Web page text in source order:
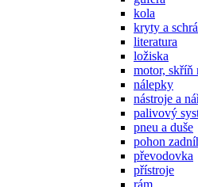
kola
kryty a
literatura
ložiska
motor, skříň
nálepky
nástroje a
palivový
pneu a duše
pohon
převodovka
přístroje
rám